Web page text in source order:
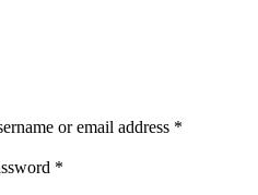
or email address *
*